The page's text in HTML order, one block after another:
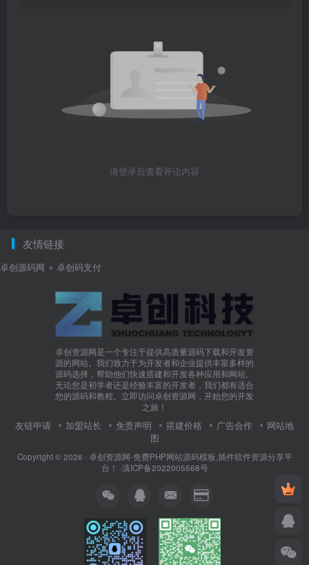
请登录后查看评论内容
友情链接
卓创源码网 卓创码支付
卓创资源网是一个专注于提供高质量源码下载和开发资
源的网站。我们致力于为开发者和企业提供丰富多样的
源码选择，帮助他们快速搭建和开发各种应用和网站。
无论您是初学者还是经验丰富的开发者，我们都有适合
您的源码和教程。立即访问卓创资源网，开始您的开发
之旅！
友链申请 加盟站长 免责声明 搭建价格 广告合作
网站地
图
Copyright © 2026 · 卓创资源网-免费PHP网站源码模板,插件软件资源分享平
台！ ·滇ICP备2022005568号